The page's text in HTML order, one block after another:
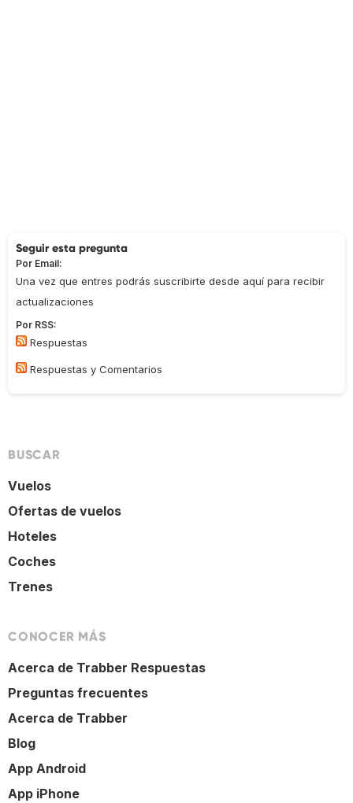
Seguir esta pregunta
Por Email:
Una vez que entres podrás suscribirte desde aquí para recibir
actualizaciones
Por RSS:
Respuestas
Respuestas y Comentarios
BUSCAR
Vuelos
Ofertas de vuelos
Hoteles
Coches
Trenes
CONOCER MÁS
Acerca de Trabber Respuestas
Preguntas frecuentes
Acerca de Trabber
Blog
App Android
App iPhone